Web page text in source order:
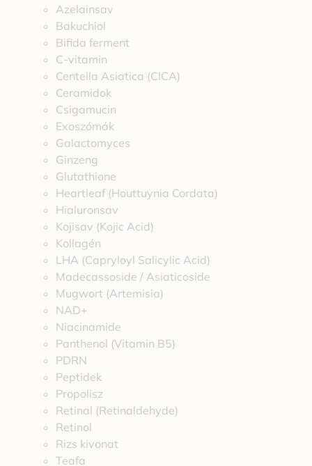
Azelainsav
Bakuchiol
Bifida ferment
C-vitamin
Centella Asiatica (CICA)
Ceramidok
Csigamucin
Exoszómák
Galactomyces
Ginzeng
Glutathione
Heartleaf (Houttuynia Cordata)
Hialuronsav
Kojisav (Kojic Acid)
Kollagén
LHA (Capryloyl Salicylic Acid)
Madecassoside / Asiaticoside
Mugwort (Artemisia)
NAD+
Niacinamide
Panthenol (Vitamin B5)
PDRN
Peptidek
Propolisz
Retinal (Retinaldehyde)
Retinol
Rizs kivonat
Teafa